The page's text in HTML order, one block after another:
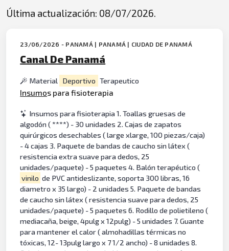
Última actualización: 08/07/2026.
23/06/2026 - PANAMÁ | PANAMÁ | CIUDAD DE PANAMÁ
Canal De Panamá
Material Deportivo Terapeutico
Insumos para fisioterapia
Insumos para fisioterapia 1. Toallas gruesas de
algodón ( ****) - 30 unidades 2. Cajas de zapatos
quirúrgicos desechables ( large xlarge, 100 piezas/caja)
- 4 cajas 3. Paquete de bandas de caucho sin látex (
resistencia extra suave para dedos, 25
unidades/paquete) - 5 paquetes 4. Balón terapéutico (
vinilo de PVC antideslizante, soporta 300 libras, 16
diametro x 35 largo) - 2 unidades 5. Paquete de bandas
de caucho sin látex ( resistencia suave para dedos, 25
unidades/paquete) - 5 paquetes 6. Rodillo de polietileno (
mediacaña, beige, 4pulg x 12pulg) - 5 unidades 7. Guante
para mantener el calor ( almohadillas térmicas no
tóxicas, 12- 13pulg largo x 7 1/2 ancho) - 8 unidades 8.